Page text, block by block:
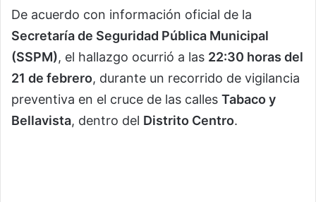
De acuerdo con información oficial de la
Secretaría de Seguridad Pública Municipal
(SSPM), el hallazgo ocurrió a las 22:30 horas del
21 de febrero, durante un recorrido de vigilancia
preventiva en el cruce de las calles Tabaco y
Bellavista, dentro del Distrito Centro.